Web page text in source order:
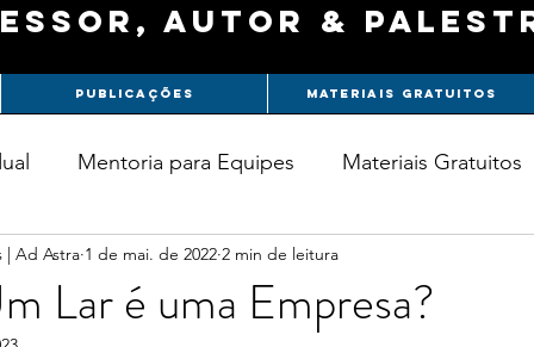
autor &
Publicações Materiais Gratuitos
Mentoria para Equipes Materiais Gratuitos
Lar é uma Empresa?
| Ad Astra 1 de mai. de 2022 2 min de leitura